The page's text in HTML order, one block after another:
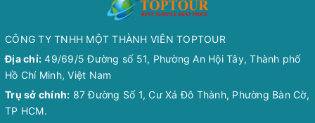
CÔNG TY TNHH MỘT THÀNH VIÊN TOPTOUR
Địa chỉ: 49/69/5 Đường số 51, Phường An Hội Tây, Thành phố
Hồ Chí Minh, Việt Nam
Trụ sở chính: 87 Đường Số 1, Cư Xá Đô Thành, Phường Bàn Cờ,
TP HCM.